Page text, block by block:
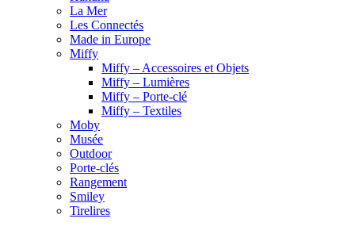
La Mer
Les Connectés
Made in Europe
Miffy
Miffy – Accessoires et Objets
Miffy – Lumières
Miffy – Porte-clé
Miffy – Textiles
Moby
Musée
Outdoor
Porte-clés
Rangement
Smiley
Tirelires